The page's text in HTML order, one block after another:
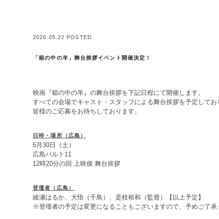
2026.05.22 POSTED
「箱の中の羊」舞台挨拶イベント開催決定！
映画『箱の中の羊』の舞台挨拶を下記日程にて開催します。
すべての会場でキャスト・スタッフによる舞台挨拶を予定してお
皆様のご応募をお待ちしております。
日時・場所（広島）
5月30日（土）
広島バルト11
12時20分の回 上映後 舞台挨拶
登壇者（広島）
綾瀬はるか、大悟（千鳥）、是枝裕和（監督）【以上予定】
※登壇者の予定は変更になることもございますので、予めご了承